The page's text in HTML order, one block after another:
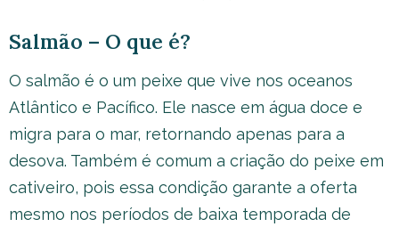
Salmão – O que é?
O salmão é o um peixe que vive nos oceanos
Atlântico e Pacífico. Ele nasce em água doce e
migra para o mar, retornando apenas para a
desova. Também é comum a criação do peixe em
cativeiro, pois essa condição garante a oferta
mesmo nos períodos de baixa temporada de